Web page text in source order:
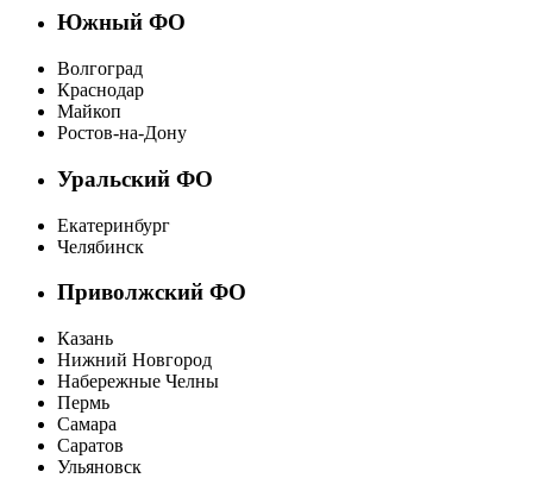
Южный ФО
Волгоград
Краснодар
Майкоп
Ростов-на-Дону
Уральский ФО
Екатеринбург
Челябинск
Приволжский ФО
Казань
Нижний Новгород
Набережные Челны
Пермь
Самара
Саратов
Ульяновск